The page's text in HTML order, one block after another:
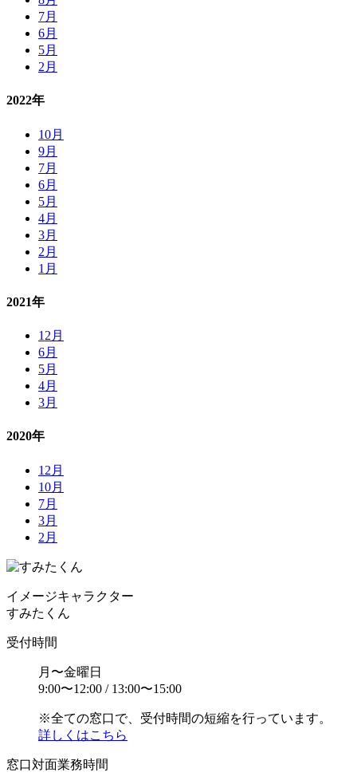
7月
6月
5月
2月
2022年
10月
9月
7月
6月
5月
4月
3月
2月
1月
2021年
12月
6月
5月
4月
3月
2020年
12月
10月
7月
3月
2月
イメージキャラクター
すみたくん
受付時間
月〜金曜日
9:00〜12:00 / 13:00〜15:00
※全ての窓口で、受付時間の短縮を行っています。
詳しくはこちら
窓口対面業務時間